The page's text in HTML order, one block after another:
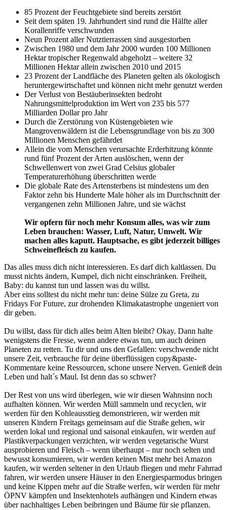
85 Prozent der Feuchtgebiete sind bereits zerstört
Seit dem späten 19. Jahrhundert sind rund die Hälfte aller
Korallenriffe verschwunden
Neun Prozent aller Nutztierrassen sind ausgestorben
Zwischen 1980 und dem Jahr 2000 wurden 100 Millionen
Hektar tropischer Regenwald abgeholzt – weitere 32
Millionen Hektar allein zwischen 2010 und 2015
23 Prozent der Landfläche des Planeten gelten als ökologisch
heruntergewirtschaftet und können nicht mehr genutzt werden
Der Verlust von Bestäuberinsekten bedroht
Nahrungsmittelproduktion im Wert von 235 bis 577
Milliarden Dollar pro Jahr
Durch die Zerstörung von Küstengebieten wie
Mangrovenwäldern ist die Lebensgrundlage von bis zu 300
Millionen Menschen gefährdet
Allein die vom Menschen verursachte Erderhitzung könnte
rund fünf Prozent der Arten auslöschen, wenn der
Schwellenwert von zwei Grad Celsius globaler
Temperaturerhöhung überschritten werde
Die globale Rate des Artensterbens ist mindestens um den
Faktor zehn bis Hunderte Male höher als im Durchschnitt der
vergangenen zehn Millionen Jahre, und sie wächst
Wir opfern für noch mehr Konsum alles, was wir zum
Leben brauchen: Wasser, Luft, Natur, Umwelt. Wir
machen alles kaputt. Hauptsache, es gibt jederzeit billiges
Schweinefleisch zu kaufen.
Das alles muss dich nicht interessieren. Es darf dich kaltlassen. Du
musst nichts ändern, Kumpel, dich nicht einschränken. Freiheit,
Baby: du kannst tun und lassen was du willst.
Aber eins solltest du nicht mehr tun: deine Sülze zu Greta, zu
Fridays For Future, zur drohenden Klimakatastrophe ungeniert von
dir geben.
Du willst, dass für dich alles beim Alten bleibt? Okay. Dann halte
wenigstens die Fresse, wenn andere etwas tun, um auch deinen
Planeten zu retten. Tu dir und uns den Gefallen: verschwende nicht
unsere Zeit, verbrauche für deine überflüssigen copy&paste-
Kommentare keine Ressourcen, schone unsere Nerven. Genieß dein
Leben und halt´s Maul. Ist denn das so schwer?
Der Rest von uns wird überlegen, wie wir diesen Wahnsinn noch
aufhalten können. Wir werden Müll sammeln und recyclen, wir
werden für den Kohleausstieg demonstrieren, wir werden mit
unseren Kindern Freitags gemeinsam auf die Straße gehen, wir
werden lokal und regional und saisonal einkaufen, wir werden auf
Plastikverpackungen verzichten, wir werden vegetarische Wurst
ausprobieren und Fleisch – wenn überhaupt – nur noch selten und
bewusst konsumieren, wir werden keinen Mist mehr bei Amazon
kaufen, wir werden seltener in den Urlaub fliegen und mehr Fahrrad
fahren, wir werden unsere Häuser in den Energiesparmodus bringen
und keine Kippen mehr auf die Straße werfen, wir werden für mehr
ÖPNV kämpfen und Insektenhotels aufhängen und Kindern etwas
über nachhaltiges Leben beibringen und Bäume für sie pflanzen.